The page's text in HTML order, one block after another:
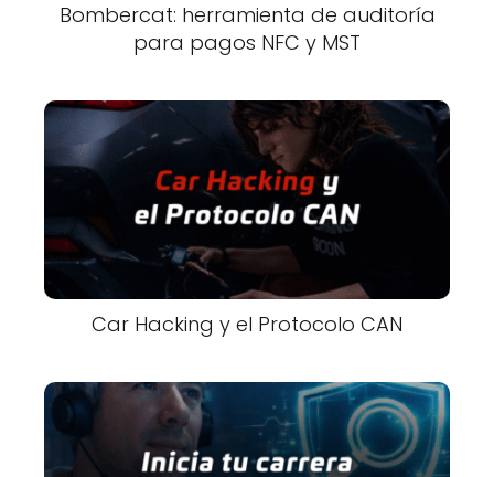
Bombercat: herramienta de auditoría
para pagos NFC y MST
Car Hacking y el Protocolo CAN